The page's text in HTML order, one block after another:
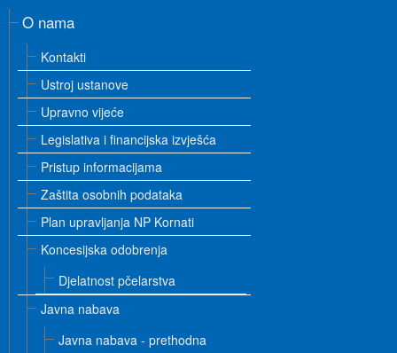
O nama
Kontakti
Ustroj ustanove
Upravno vijeće
Legislativa i financijska izvješća
Pristup informacijama
Zaštita osobnih podataka
Plan upravljanja NP Kornati
Koncesijska odobrenja
Djelatnost pčelarstva
Javna nabava
Javna nabava - prethodna